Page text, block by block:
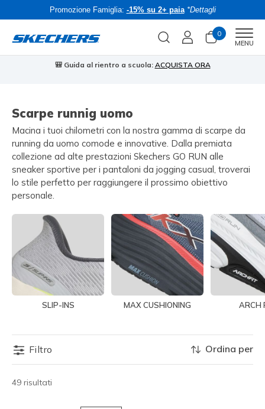
Promozione Famiglia: -15% su 2+ paia *Dettagli
0
MENU
🎒 Guida al rientro a scuola: ACQUISTA ORA
Scarpe runnig uomo
Macina i tuoi chilometri con la nostra gamma di scarpe da
running da uomo comode e innovative. Dalla premiata
collezione ad alte prestazioni Skechers GO RUN alle
sneaker sportive per i pantaloni da jogging casual, troverai
lo stile perfetto per raggiungere il prossimo obiettivo
personale.
SLIP-INS MAX CUSHIONING ARCH
Filtro
49 risultati
Ordina per